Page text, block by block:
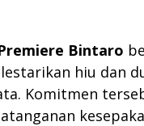
Bintaro
hiu dan
Komitmen